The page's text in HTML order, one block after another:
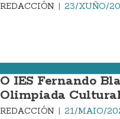
REDACCIÓN 23/XUÑO/
O IES Fernando
Olimpiada
REDACCIÓN 21/MAIO/